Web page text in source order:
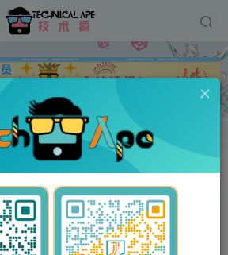
软件 PDF 正文
v2025.001.20672 免激活绿色精简版
后查看
登录查看